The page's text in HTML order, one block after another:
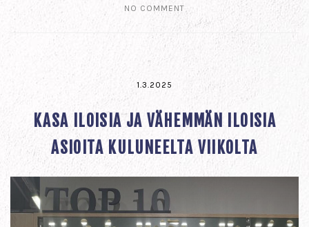
NO COMMENT
1.3.2025
KASA ILOISIA JA VÄHEMMÄN ILOISIA
ASIOITA KULUNEELTA VIIKOLTA